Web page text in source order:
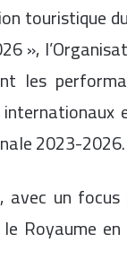
touristique
»,
les
2023-2026.
un
Royaume